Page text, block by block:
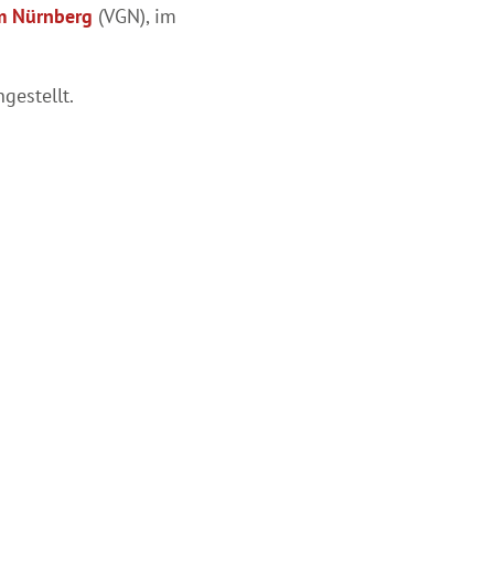
Nürnberg (VGN), im